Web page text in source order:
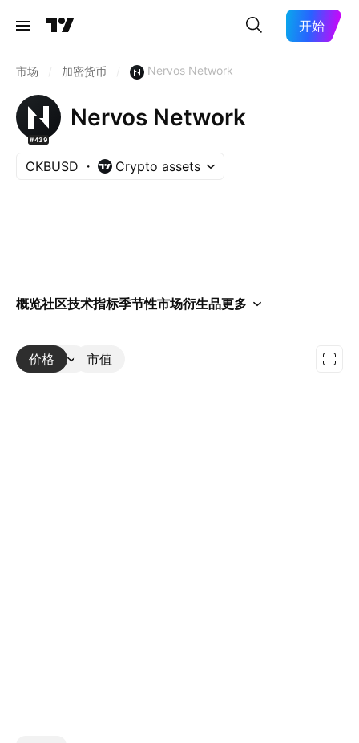
开始
市场 加密货币 Nervos Network
#439
Nervos Network
CKBUSD Crypto assets
概览社区技术指标季节性市场衍生品更多
价格 市值
更多